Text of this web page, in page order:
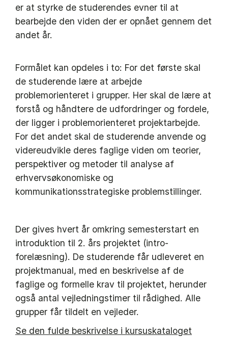
er at styrke de studerendes evner til at
bearbejde den viden der er opnået gennem det
andet år.
Formålet kan opdeles i to: For det første skal
de studerende lære at arbejde
problemorienteret i grupper. Her skal de lære at
forstå og håndtere de udfordringer og fordele,
der ligger i problemorienteret projektarbejde.
For det andet skal de studerende anvende og
videreudvikle deres faglige viden om teorier,
perspektiver og metoder til analyse af
erhvervsøkonomiske og
kommunikationsstrategiske problemstillinger.
Der gives hvert år omkring semesterstart en
introduktion til 2. års projektet (intro-
forelæsning). De studerende får udleveret en
projektmanual, med en beskrivelse af de
faglige og formelle krav til projektet, herunder
også antal vejledningstimer til rådighed. Alle
grupper får tildelt en vejleder.
Se den fulde beskrivelse i kursuskataloget